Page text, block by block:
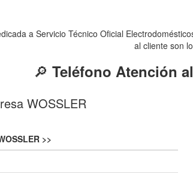
a Servicio Técnico Oficial
al cliente son
🔎 Teléfono Atención
WOSSLER
>>